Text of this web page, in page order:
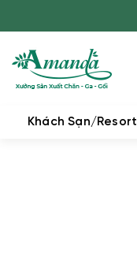
Khách Sạn/Resort